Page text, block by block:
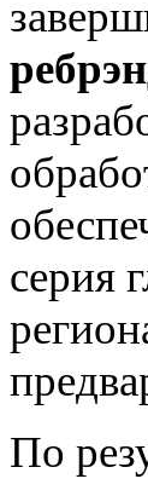
серия
По